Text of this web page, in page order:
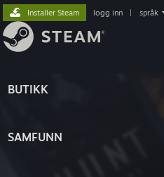
BUTIKK
SAMFUNN
Installer Steam logg inn språk